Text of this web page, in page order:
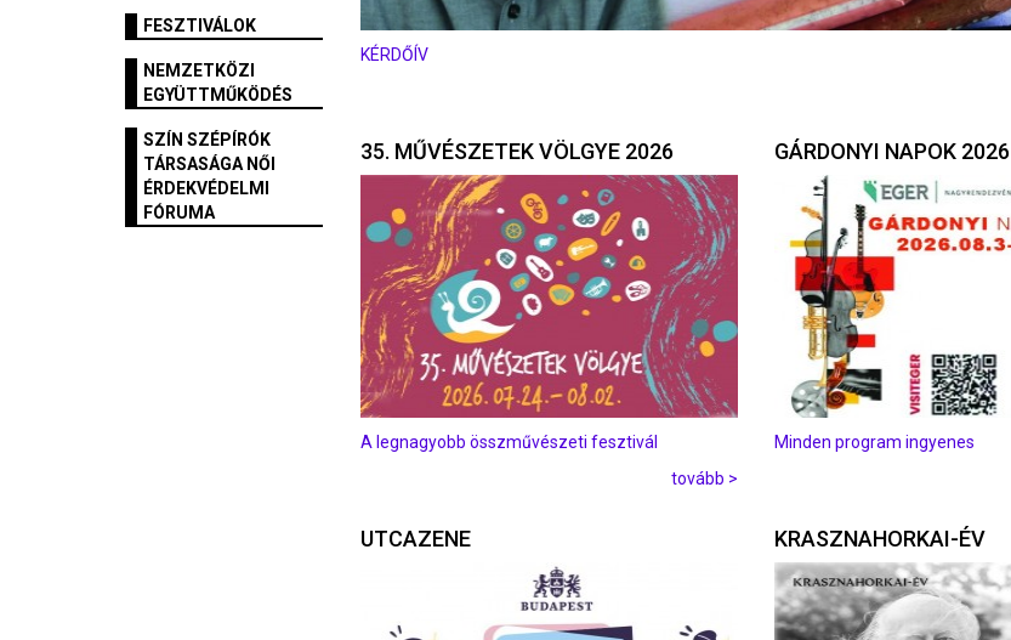
FESZTIVÁLOK
NEMZETKÖZI
EGYÜTTMŰKÖDÉS
SZÍN SZÉPÍRÓK
TÁRSASÁGA NŐI
ÉRDEKVÉDELMI
FÓRUMA
KÉRDŐÍV
35. MŰVÉSZETEK VÖLGYE 2026
A legnagyobb összművészeti fesztivál
tovább >
UTCAZENE
GÁRDONYI NAPOK 2026
Minden program ingyenes
KRASZNAHORKAI-ÉV